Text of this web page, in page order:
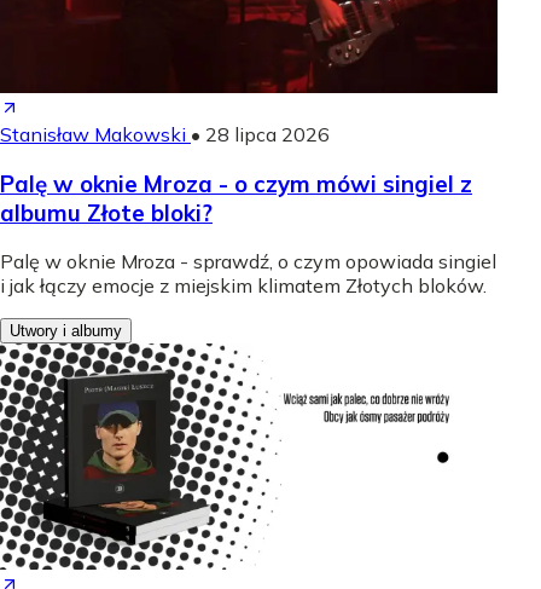
Stanisław Makowski • 28 lipca 2026
Palę w oknie Mroza - o czym mówi singiel z
albumu Złote bloki?
Palę w oknie Mroza - sprawdź, o czym opowiada singiel
i jak łączy emocje z miejskim klimatem Złotych bloków.
Utwory i albumy